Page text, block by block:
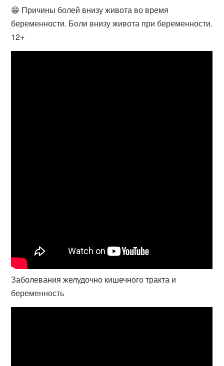
😁 Причины болей внизу живота во время
беременности. Боли внизу живота при беременности.
12+
Заболевания желудочно кишечного тракта и
беременность